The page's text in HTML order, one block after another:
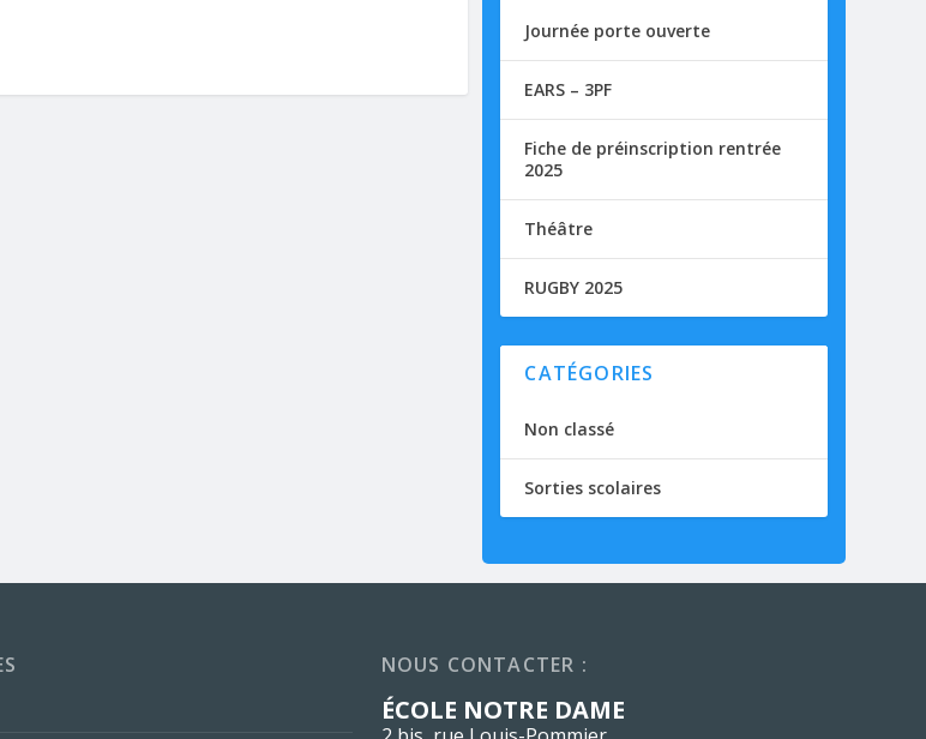
Journée porte ouverte
EARS – 3PF
Fiche de préinscription rentrée
2025
Théâtre
RUGBY 2025
CATÉGORIES
Non classé
Sorties scolaires
NOUS CONTACTER :
ÉCOLE NOTRE DAME